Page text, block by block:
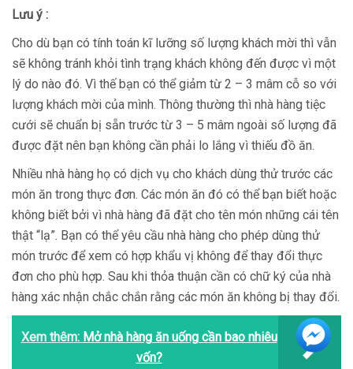
Lưu ý :
Cho dù bạn có tính toán kĩ lưỡng số lượng khách mời thì vẫn
sẽ không tránh khỏi tình trạng khách không đến được vì một
lý do nào đó. Vì thế bạn có thể giảm từ 2 – 3 mâm cỗ so với
lượng khách mời của mình. Thông thường thì nhà hàng tiệc
cưới sẽ chuẩn bị sẵn trước từ 3 – 5 mâm ngoài số lượng đã
được đặt nên bạn không cần phải lo lắng vì thiếu đồ ăn.
Nhiều nhà hàng họ có dịch vụ cho khách dùng thử trước các
món ăn trong thực đơn. Các món ăn đó có thể bạn biết hoặc
không biết bởi vì nhà hàng đã đặt cho tên món những cái tên
thật “lạ”. Bạn có thể yêu cầu nhà hàng cho phép dùng thử
món trước để xem có hợp khẩu vị không để thay đổi thực
đơn cho phù hợp. Sau khi thỏa thuận cần có chữ ký của nhà
hàng xác nhận chắc chắn rằng các món ăn không bị thay đổi.
Xem thêm: Mở nhà hàng ăn uống cần bao nhiêu
vốn?